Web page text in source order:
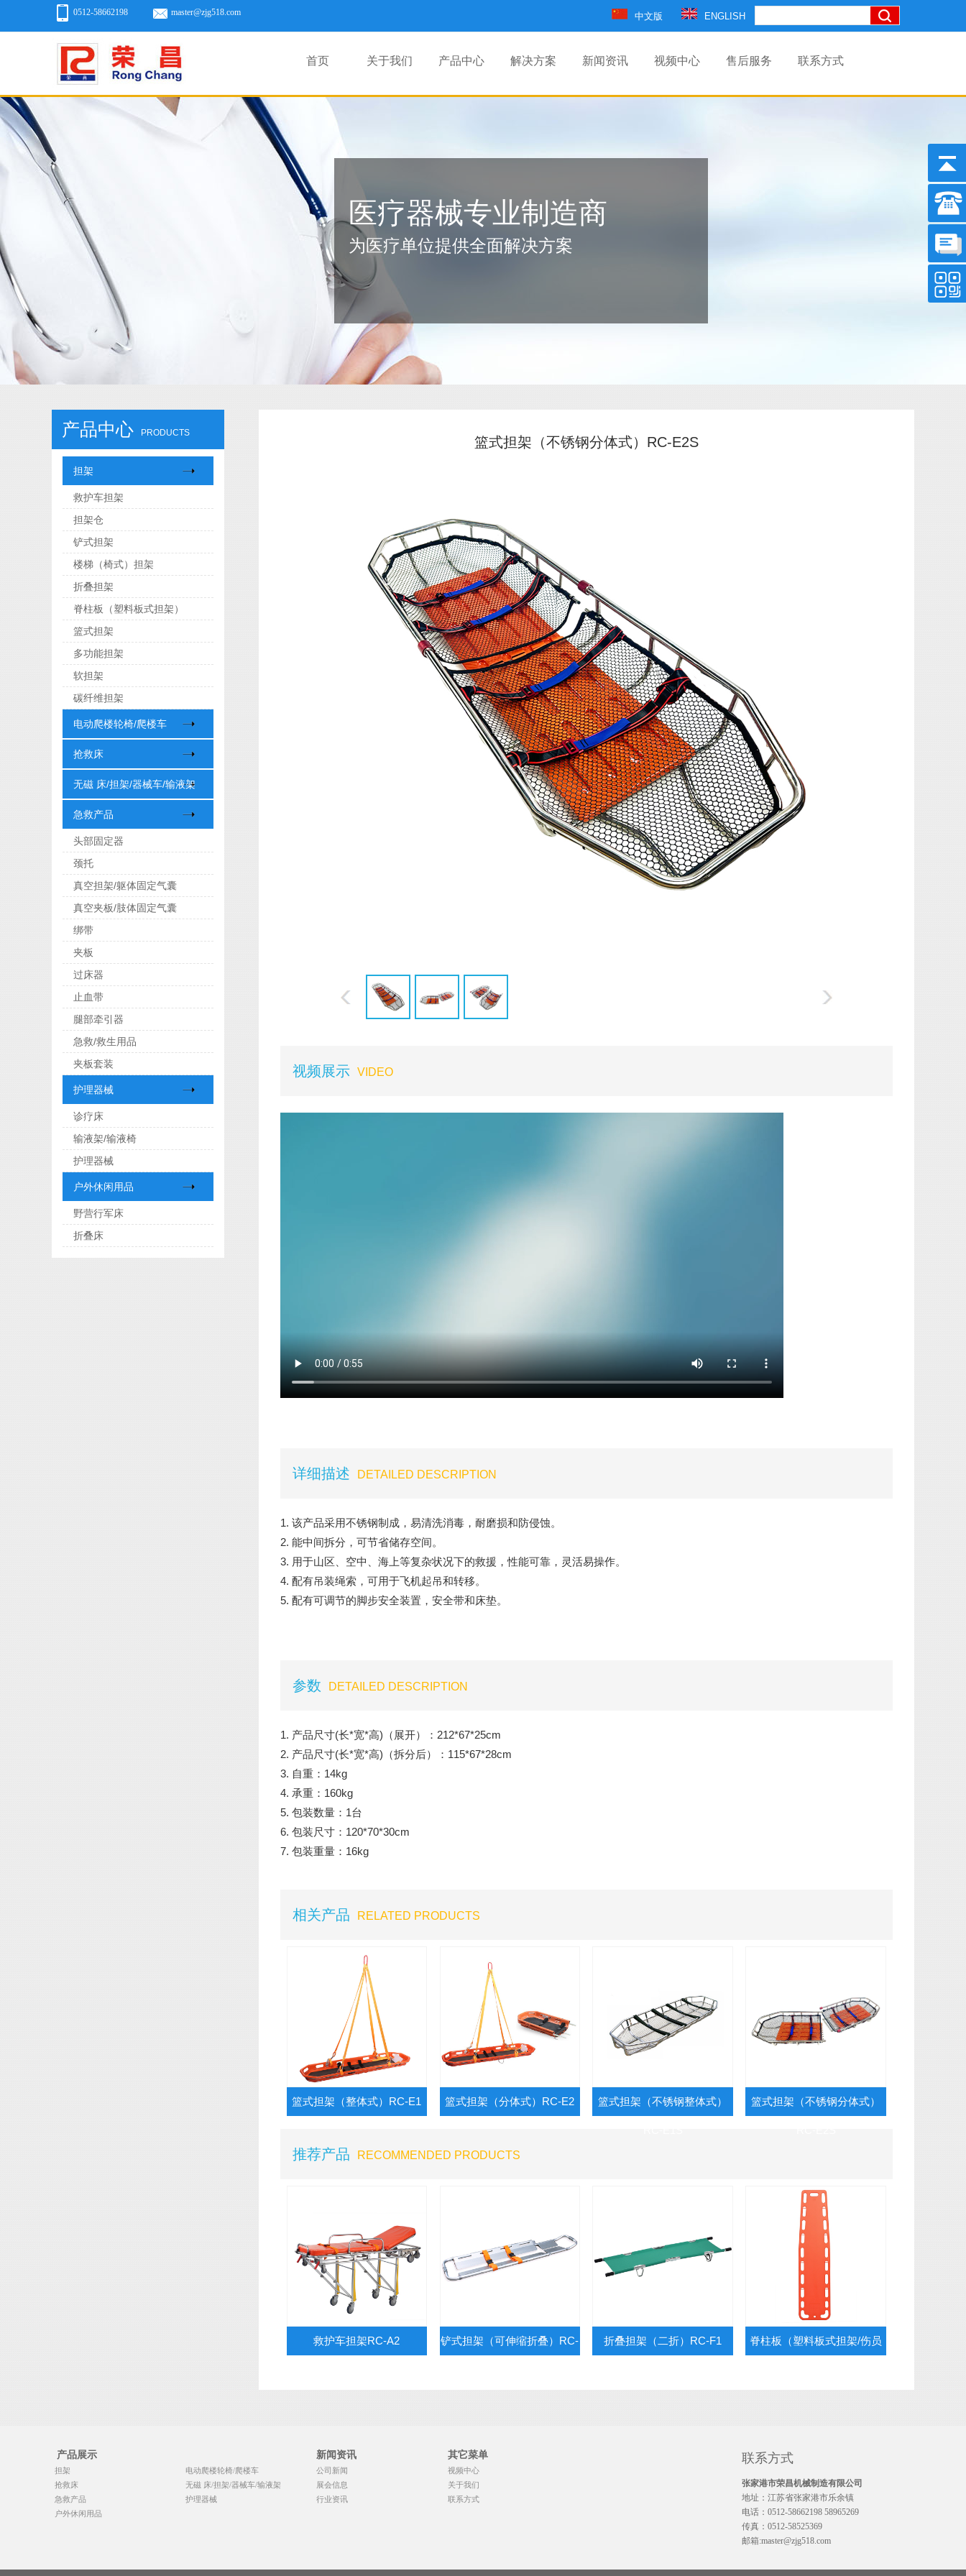
0512-58662198 master@zjg518.com 中文版 ENGLISH
首页 关于我们 产品中心 解决方案 新闻资讯 视频中心 售后服务 联系方式
医疗器械专业制造商
为医疗单位提供全面解决方案
篮式担架（不锈钢分体式）RC-E2S
视频展示 VIDEO
详细描述 DETAILED DESCRIPTION
1. 该产品采用不锈钢制成，易清洗消毒，耐磨损和防侵蚀。
2. 能中间拆分，可节省储存空间。
3. 用于山区、空中、海上等复杂状况下的救援，性能可靠，灵活易操作。
4. 配有吊装绳索，可用于飞机起吊和转移。
5. 配有可调节的脚步安全装置，安全带和床垫。
参数 DETAILED DESCRIPTION
1. 产品尺寸(长*宽*高)（展开）：212*67*25cm
2. 产品尺寸(长*宽*高)（拆分后）：115*67*28cm
3. 自重：14kg
4. 承重：160kg
5. 包装数量：1台
6. 包装尺寸：120*70*30cm
7. 包装重量：16kg
相关产品 RELATED PRODUCTS
篮式担架（整体式）RC-E1 篮式担架（分体式）RC-E2 篮式担架（不锈钢整体式） 篮式担架（不锈钢分体式）
推荐产品 RECOMMENDED PRODUCTS
救护车担架RC-A2 铲式担架（可伸缩折叠）RC- 折叠担架（二折）RC-F1 脊柱板（塑料板式担架/伤员
产品中心 PRODUCTS
担架
救护车担架
担架仓
铲式担架
楼梯（椅式）担架
折叠担架
脊柱板（塑料板式担架）
篮式担架
多功能担架
软担架
碳纤维担架
电动爬楼轮椅/爬楼车
抢救床
无磁 床/担架/器械车/输液架
急救产品
头部固定器
颈托
真空担架/躯体固定气囊
真空夹板/肢体固定气囊
绑带
夹板
过床器
止血带
腿部牵引器
急救/救生用品
夹板套装
护理器械
诊疗床
输液架/输液椅
护理器械
户外休闲用品
野营行军床
折叠床
产品展示
担架
电动爬楼轮椅/爬楼车
抢救床
无磁 床/担架/器械车/输液架
急救产品
护理器械
户外休闲用品
新闻资讯
公司新闻
展会信息
行业资讯
其它菜单
视频中心
关于我们
联系方式
联系方式
张家港市荣昌机械制造有限公司
地址：江苏省张家港市乐余镇
电话：0512-58662198 58965269
传真：0512-58525369
邮箱:master@zjg518.com